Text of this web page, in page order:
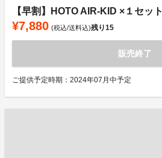
【早割】HOTO AIR-KID ×１セット
¥7,880 (税込/送料込)残り15
販売終了
ご提供予定時期：2024年07月中予定